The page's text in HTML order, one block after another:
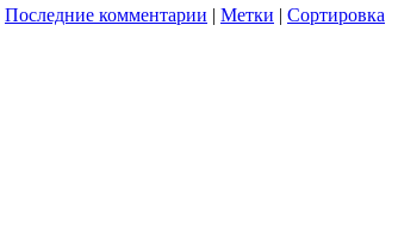
Последние комментарии | Метки | Сортировка